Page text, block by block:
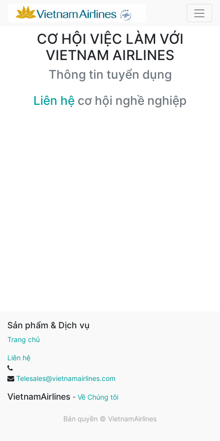
CƠ HỘI VIỆC LÀM VỚI
VIETNAM AIRLINES
Thông tin tuyển dụng
Liên hệ cơ hội nghề nghiệp
Sản phẩm & Dịch vụ
Trang chủ
Liên hệ
Telesales@vietnamairlines.com
VietnamAirlines - Về Chúng tôi
Bản quyền © VietnamAirlines